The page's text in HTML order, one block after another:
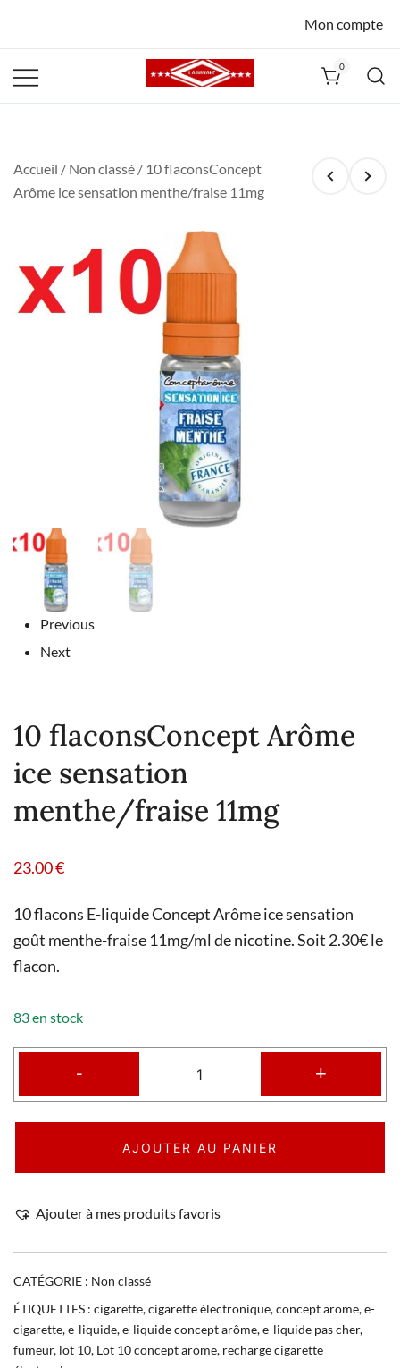
Mon compte
0
Accueil / Non classé / 10 flaconsConcept
Arôme ice sensation menthe/fraise 11mg
Previous
Next
10 flaconsConcept Arôme
ice sensation
menthe/fraise 11mg
23.00€
10 flacons E-liquide Concept Arôme ice sensation
goût menthe-fraise 11mg/ml de nicotine. Soit 2.30€ le
flacon.
83 en stock
- +
AJOUTER AU PANIER
Ajouter à mes produits favoris
CATÉGORIE : Non classé
ÉTIQUETTES : cigarette,cigarette électronique,concept arome,e-
cigarette,e-liquide,e-liquide concept arôme,e-liquide pas cher,
fumeur, lot 10, Lot 10 concept arome, recharge cigarette